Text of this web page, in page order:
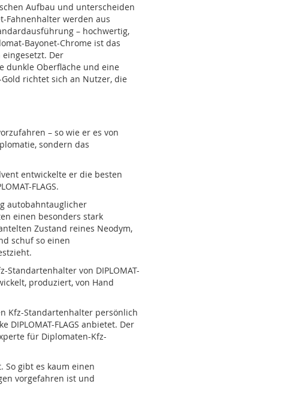
Aufbau und unterscheiden
Fahnenhalter werden aus
– hochwertig,
Bayonet-Chrome ist das
Der
dunkle Oberfläche und eine
richtet sich an Nutzer, die
– so wie er es von
sondern das
entwickelte er die besten
FLAGS.
autobahntauglicher
einen besonders stark
Zustand reines Neodym,
schuf so einen
von DIPLOMAT-
produziert, von Hand
Kfz-Standartenhalter persönlich
FLAGS anbietet. Der
für Diplomaten-Kfz-
So gibt es kaum einen
vorgefahren ist und